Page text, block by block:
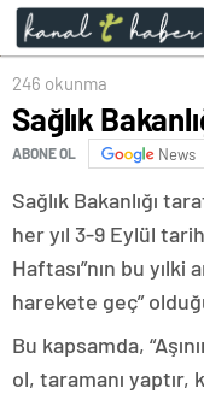
246 okunma
Sağlık
ABONE OL News
Sağlık Bakanlığı
her yıl 3-9 Eylül
Haftası”nın bu yılki
harekete geç”
Bu kapsamda,
ol, taramanı yaptır,